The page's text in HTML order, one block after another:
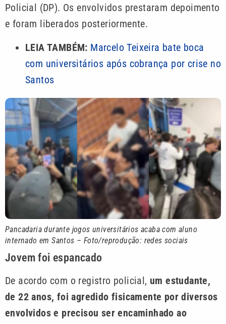
Policial (DP). Os envolvidos prestaram depoimento
e foram liberados posteriormente.
LEIA TAMBÉM: Marcelo Teixeira bate boca
com universitários após cobrança por crise no
Santos
Pancadaria durante jogos universitários acaba com aluno
internado em Santos – Foto/reprodução: redes sociais
Jovem foi espancado
De acordo com o registro policial, um estudante,
de 22 anos, foi agredido fisicamente por diversos
envolvidos e precisou ser encaminhado ao